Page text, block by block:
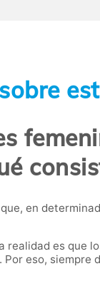
en
es que
eso,